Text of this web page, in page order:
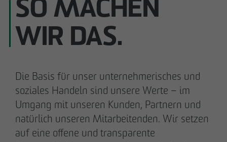
SO MACHEN
WIR DAS.
Die Basis für unser unternehmerisches und
soziales Handeln sind unsere Werte – im
Umgang mit unseren Kunden, Partnern und
natürlich unseren Mitarbeitenden. Wir setzen
auf eine offene und transparente